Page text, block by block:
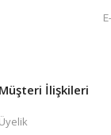
Müşteri İlişkileri
Üyelik